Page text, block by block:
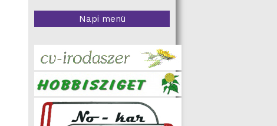
Napi menü